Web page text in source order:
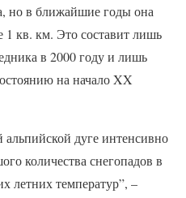
но в ближайшие годы она
1 кв. км. Это составит лишь
в 2000 году и лишь
на начало XX
дуге интенсивно
количества снегопадов в
летних температур”, –